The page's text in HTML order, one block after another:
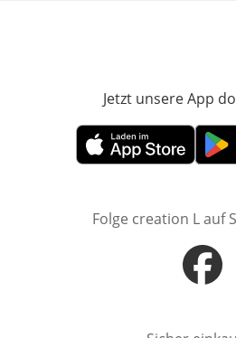
Jetzt unsere App
Öffnet in neuem
Folge creation L auf
Öffnet